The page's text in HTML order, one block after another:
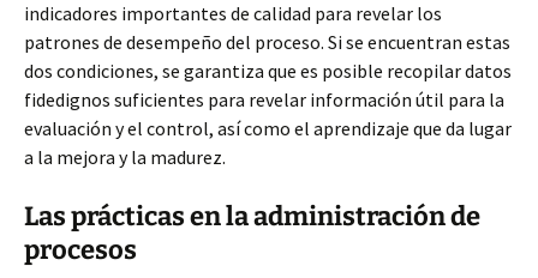
indicadores importantes de calidad para revelar los
patrones de desempeño del proceso. Si se encuentran estas
dos condiciones, se garantiza que es posible recopilar datos
fidedignos suficientes para revelar información útil para la
evaluación y el control, así como el aprendizaje que da lugar
a la mejora y la madurez.
Las prácticas en la administración de
procesos